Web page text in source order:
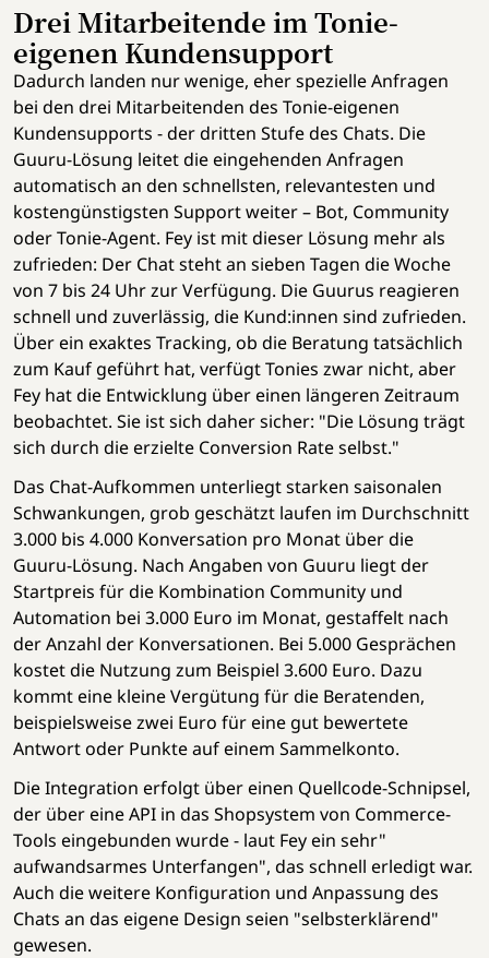
Drei Mitarbeitende im Tonie-
eigenen Kundensupport
Dadurch landen nur wenige, eher spezielle Anfragen
bei den drei Mitarbeitenden des Tonie-eigenen
Kundensupports - der dritten Stufe des Chats. Die
Guuru-Lösung leitet die eingehenden Anfragen
automatisch an den schnellsten, relevantesten und
kostengünstigsten Support weiter – Bot, Community
oder Tonie-Agent. Fey ist mit dieser Lösung mehr als
zufrieden: Der Chat steht an sieben Tagen die Woche
von 7 bis 24 Uhr zur Verfügung. Die Guurus reagieren
schnell und zuverlässig, die Kund:innen sind zufrieden.
Über ein exaktes Tracking, ob die Beratung tatsächlich
zum Kauf geführt hat, verfügt Tonies zwar nicht, aber
Fey hat die Entwicklung über einen längeren Zeitraum
beobachtet. Sie ist sich daher sicher: "Die Lösung trägt
sich durch die erzielte Conversion Rate selbst."
Das Chat-Aufkommen unterliegt starken saisonalen
Schwankungen, grob geschätzt laufen im Durchschnitt
3.000 bis 4.000 Konversation pro Monat über die
Guuru-Lösung. Nach Angaben von Guuru liegt der
Startpreis für die Kombination Community und
Automation bei 3.000 Euro im Monat, gestaffelt nach
der Anzahl der Konversationen. Bei 5.000 Gesprächen
kostet die Nutzung zum Beispiel 3.600 Euro. Dazu
kommt eine kleine Vergütung für die Beratenden,
beispielsweise zwei Euro für eine gut bewertete
Antwort oder Punkte auf einem Sammelkonto.
Die Integration erfolgt über einen Quellcode-Schnipsel,
der über eine API in das Shopsystem von Commerce-
Tools eingebunden wurde - laut Fey ein sehr"
aufwandsarmes Unterfangen", das schnell erledigt war.
Auch die weitere Konfiguration und Anpassung des
Chats an das eigene Design seien "selbsterklärend"
gewesen.